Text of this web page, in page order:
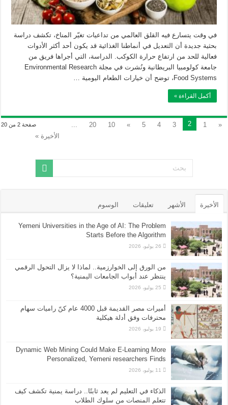
في وقت يتسارع فيه القلق العالمي من تداعيات تغيّر المناخ، تكشف دراسة
بحثية جديدة أن التعديل في أنماطنا الغذائية قد يكون أحد أكثر الأدوات
فعالية للحد من ارتفاع حرارة الكوكب. الدراسة، التي أجراها فريق من
جامعة كولومبيا البريطانية ونُشرت في مجلة Environmental Research
Food Systems، توضح أن خيارات الطعام اليومية …
أكمل القراءة »
صفحة 2 من 20 «
1
2
3
4
5
»
10
20
الأخيرة »
الأخيرة الأشهر تعليقات الوسوم
Yemeni Universities in the Age of AI: The Problem
Starts Before the Algorithm
26 يوليو، 2026
من الورق إلى الخوارزمية.. لماذا لا يزال التحول الرقمي
ينتظر عند أبواب الجامعات اليمنية؟
25 يوليو، 2026
أميرات مصر القديمة قبل 4000 عام كنّ راميات سهام
محترفات وفق أدلة هيكلية
19 يوليو، 2026
Dynamic Web Mining Could Make E-Learning More
Personalized, Yemeni researchers Finds
11 يوليو، 2026
الذكاء في التعليم لم يعد ثابتًا.. دراسة يمنية تكشف كيف
تتعلم المنصات من سلوك الطلاب